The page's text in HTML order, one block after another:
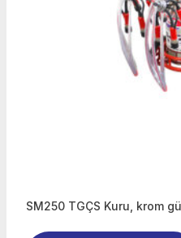
SM250 TGÇS Kuru, krom